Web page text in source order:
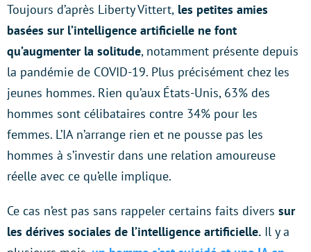
Toujours d’après Liberty Vittert, les petites amies
basées sur l’intelligence artificielle ne font
qu’augmenter la solitude, notamment présente depuis
la pandémie de COVID-19. Plus précisément chez les
jeunes hommes. Rien qu’aux États-Unis, 63% des
hommes sont célibataires contre 34% pour les
femmes. L’IA n’arrange rien et ne pousse pas les
hommes à s’investir dans une relation amoureuse
réelle avec ce qu’elle implique.
Ce cas n’est pas sans rappeler certains faits divers sur
les dérives sociales de l’intelligence artificielle. Il y a